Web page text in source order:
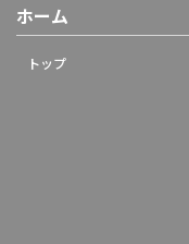
ホーム
トップ